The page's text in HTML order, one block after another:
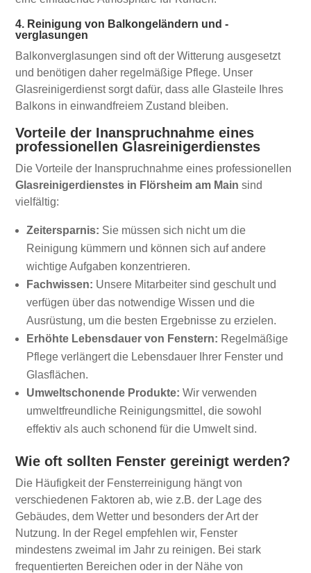
4. Reinigung von Balkongeländern und -
verglasungen
Balkonverglasungen sind oft der Witterung ausgesetzt
und benötigen daher regelmäßige Pflege. Unser
Glasreinigerdienst sorgt dafür, dass alle Glasteile Ihres
Balkons in einwandfreiem Zustand bleiben.
Vorteile der Inanspruchnahme eines
professionellen Glasreinigerdienstes
Die Vorteile der Inanspruchnahme eines professionellen
Glasreinigerdienstes in Flörsheim am Main sind
vielfältig:
Zeitersparnis: Sie müssen sich nicht um die
Reinigung kümmern und können sich auf andere
wichtige Aufgaben konzentrieren.
Fachwissen: Unsere Mitarbeiter sind geschult und
verfügen über das notwendige Wissen und die
Ausrüstung, um die besten Ergebnisse zu erzielen.
Erhöhte Lebensdauer von Fenstern: Regelmäßige
Pflege verlängert die Lebensdauer Ihrer Fenster und
Glasflächen.
Umweltschonende Produkte: Wir verwenden
umweltfreundliche Reinigungsmittel, die sowohl
effektiv als auch schonend für die Umwelt sind.
Wie oft sollten Fenster gereinigt werden?
Die Häufigkeit der Fensterreinigung hängt von
verschiedenen Faktoren ab, wie z.B. der Lage des
Gebäudes, dem Wetter und besonders der Art der
Nutzung. In der Regel empfehlen wir, Fenster
mindestens zweimal im Jahr zu reinigen. Bei stark
frequentierten Bereichen oder in der Nähe von